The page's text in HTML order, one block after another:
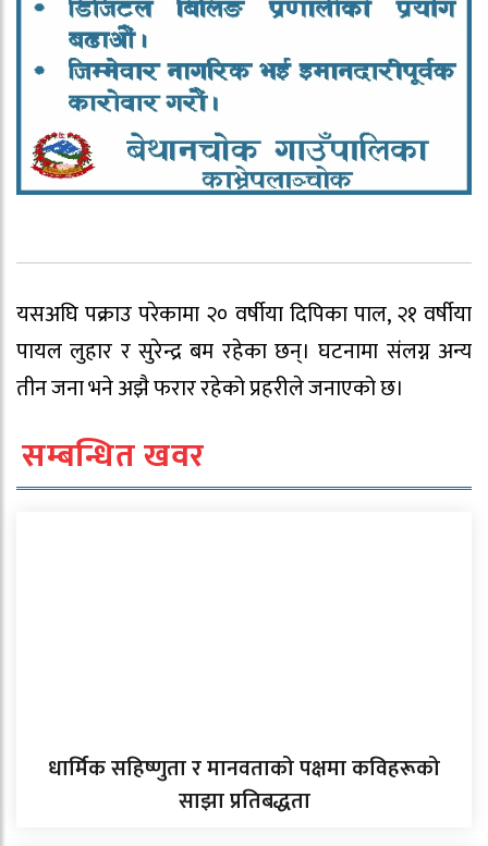
यसअघि पक्राउ परेकामा २० वर्षीया दिपिका पाल, २१ वर्षीया
पायल लुहार र सुरेन्द्र बम रहेका छन्। घटनामा संलग्न अन्य
तीन जना भने अझै फरार रहेको प्रहरीले जनाएको छ।
सम्बन्धित खवर
धार्मिक सहिष्णुता र मानवताको पक्षमा कविहरूको
साझा प्रतिबद्धता